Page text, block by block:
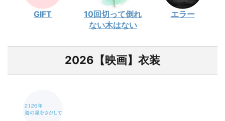
GIFT
10回切って倒れ
ない木はない
エラー
2026【映画】衣装